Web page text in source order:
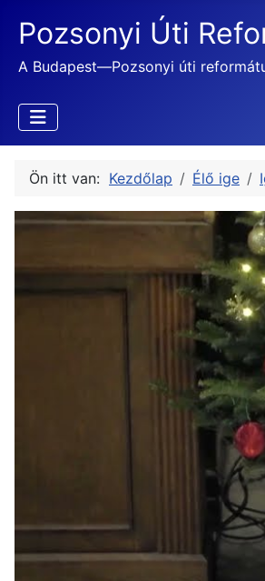
Pozsonyi Úti
A Budapest—Pozsonyi úti
Ön itt van: Kezdőlap Élő ige